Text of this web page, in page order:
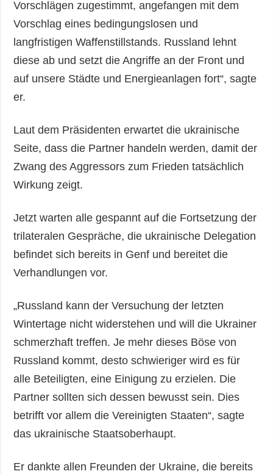
Vorschlägen zugestimmt, angefangen mit dem
Vorschlag eines bedingungslosen und
langfristigen Waffenstillstands. Russland lehnt
diese ab und setzt die Angriffe an der Front und
auf unsere Städte und Energieanlagen fort“, sagte
er.
Laut dem Präsidenten erwartet die ukrainische
Seite, dass die Partner handeln werden, damit der
Zwang des Aggressors zum Frieden tatsächlich
Wirkung zeigt.
Jetzt warten alle gespannt auf die Fortsetzung der
trilateralen Gespräche, die ukrainische Delegation
befindet sich bereits in Genf und bereitet die
Verhandlungen vor.
„Russland kann der Versuchung der letzten
Wintertage nicht widerstehen und will die Ukrainer
schmerzhaft treffen. Je mehr dieses Böse von
Russland kommt, desto schwieriger wird es für
alle Beteiligten, eine Einigung zu erzielen. Die
Partner sollten sich dessen bewusst sein. Dies
betrifft vor allem die Vereinigten Staaten“, sagte
das ukrainische Staatsoberhaupt.
Er dankte allen Freunden der Ukraine, die bereits